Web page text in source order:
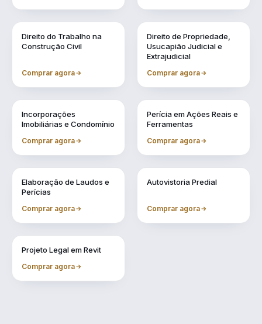
Direito do Trabalho na
Construção Civil
Comprar agora
Direito de Propriedade,
Usucapião Judicial e
Extrajudicial
Comprar agora
Incorporações
Imobiliárias e Condomínio
Comprar agora
Vol. 7
Perícia em Ações Reais e
Ferramentas
Comprar agora
Elaboração de Laudos e
Perícias
Comprar agora
Autovistoria Predial
Comprar agora
Projeto Legal em Revit
Comprar agora